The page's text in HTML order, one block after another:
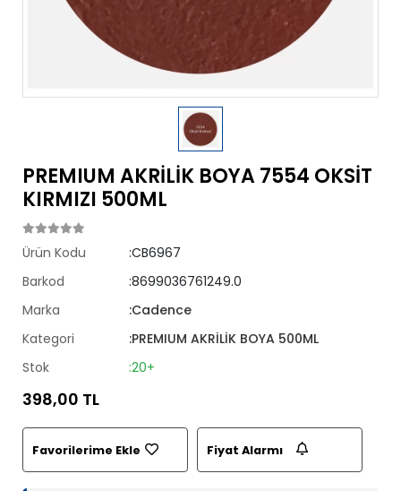
PREMIUM AKRİLİK BOYA 7554 OKSİT
KIRMIZI 500ML
Ürün Kodu
:CB6967
Barkod
:8699036761249.0
Marka
:Cadence
Kategori
:PREMIUM AKRİLİK BOYA 500ML
Stok
:20+
398,00 TL
Favorilerime Ekle Fiyat Alarmı